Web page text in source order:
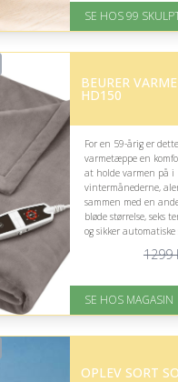
På lager
Levering: 1-2 dage
Fremragende
SE HOS 99
BEURER
HD150
For en 59-årig er
varmetæppe en
at holde varmen på i
vintermånederne,
sammen med en
bløde størrelse, seks
og sikker
God Trustpilot
Nedsat: 41%
1299
SE HOS MAGASIN
OPLEV SORT